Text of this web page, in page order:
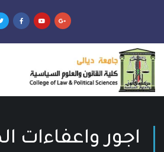
واعفاءات الدراسة